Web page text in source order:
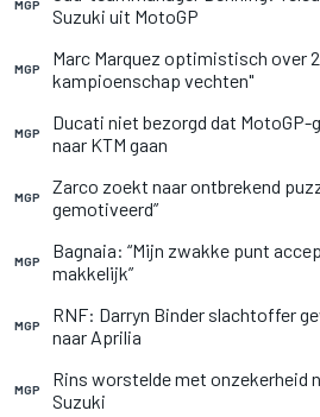
MGP
Suzuki uit MotoGP
MGP
Marc Marquez optimistisch over
kampioenschap vechten"
MGP
Ducati niet bezorgd dat MotoGP-
naar KTM gaan
MGP
Zarco zoekt naar ontbrekend
gemotiveerd”
MGP
Bagnaia: “Mijn zwakke punt
makkelijk”
MGP
RNF: Darryn Binder slachtoffer
naar Aprilia
MGP
Rins worstelde met onzekerheid
Suzuki